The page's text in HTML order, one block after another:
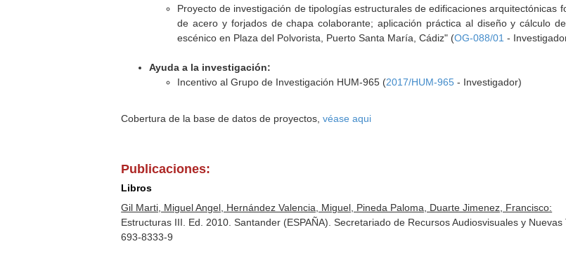
Proyecto de investigación de tipologías estructurales de edificaciones
de acero y forjados de chapa colaborante; aplicación práctica al diseño y cálculo
escénico en Plaza del Polvorista, Puerto Santa María, Cádiz" (OG-088/01 -
Ayuda a la investigación:
Incentivo al Grupo de Investigación HUM-965 (2017/HUM-965 - Investigador)
Cobertura de la base de datos de proyectos,véase aqui
Publicaciones:
Libros
Gil Marti, Miguel Angel, Hernández Valencia, Miguel, Pineda Paloma, Duarte Jimenez, Francisco:
Estructuras III. Ed. 2010. Santander (ESPAÑA). Secretariado de Recursos Audiosvisuales y
693-8333-9